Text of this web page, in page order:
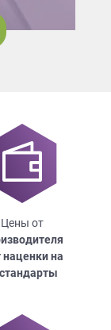
Цены от
наценки на